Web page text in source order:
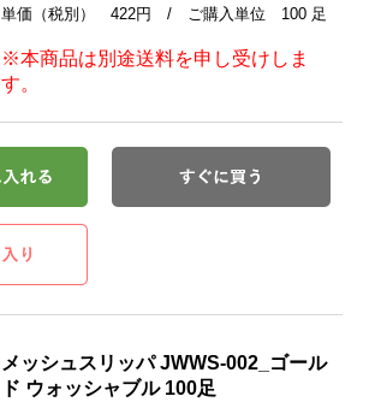
単価（税別） 422円 / ご購入単位 100 足
※本商品は別途送料を申し受けしま
す。
メッシュスリッパ JWWS-002_ゴール
ド ウォッシャブル 100足